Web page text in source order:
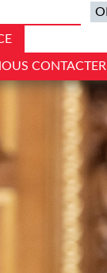
CONTACTER